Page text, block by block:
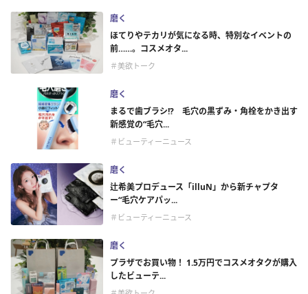
磨く
ほてりやテカリが気になる時、特別なイベントの
前……。コスメオタ...
＃美欲トーク
磨く
まるで歯ブラシ!? 毛穴の黒ずみ・角栓をかき出す
新感覚の“毛穴...
＃ビューティーニュース
磨く
辻希美プロデュース「illuN」から新チャプタ
ー“毛穴ケアパッ...
＃ビューティーニュース
磨く
プラザでお買い物！ 1.5万円でコスメオタクが購入
したビューテ...